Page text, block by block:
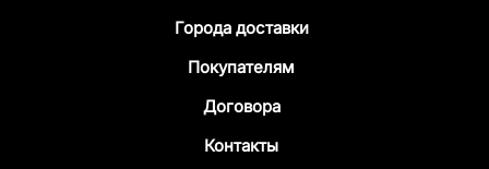
Города доставки
Покупателям
Договора
Контакты